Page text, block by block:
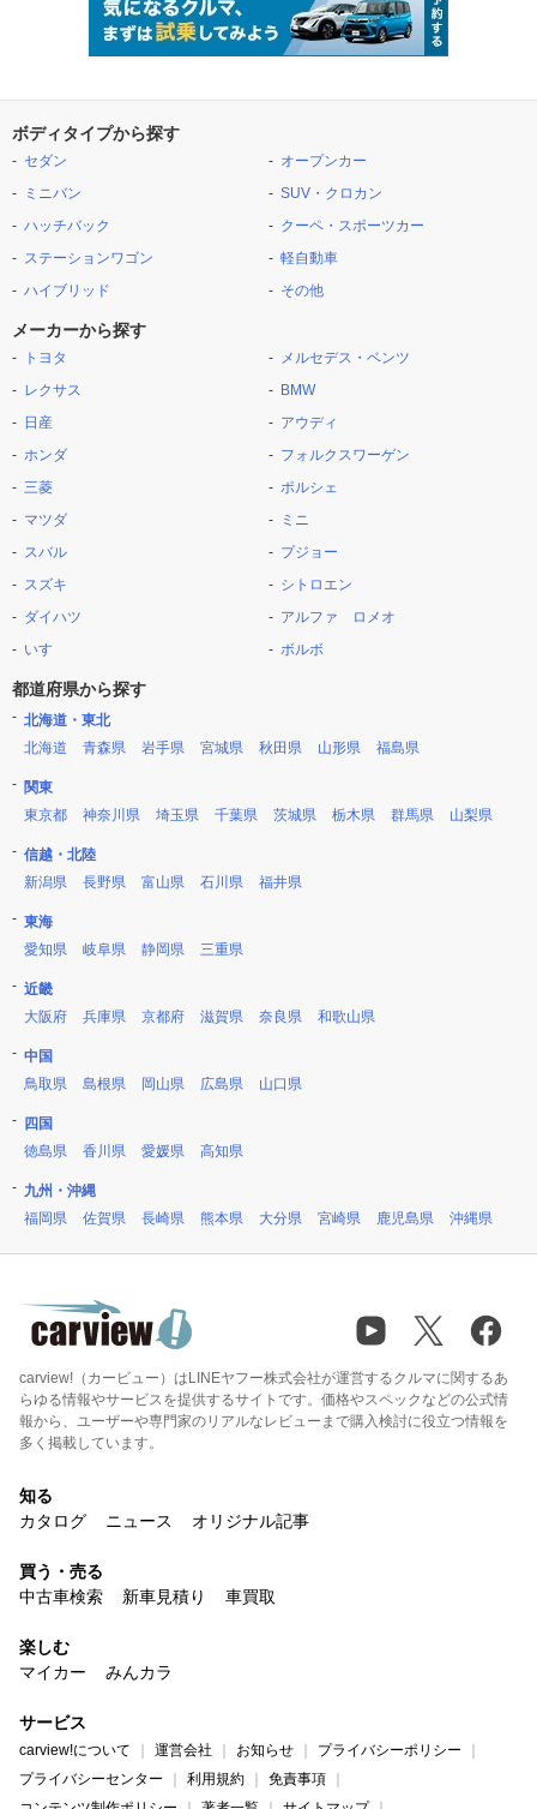
ボディタイプから探す
セダン
ミニバン
ハッチバック
ステーションワゴン
ハイブリッド
オープンカー
SUV・クロカン
クーペ・スポーツカー
軽自動車
その他
メーカーから探す
トヨタ
レクサス
日産
ホンダ
三菱
マツダ
スバル
スズキ
ダイハツ
いすゞ
メルセデス・ベンツ
BMW
アウディ
フォルクスワーゲン
ポルシェ
ミニ
プジョー
シトロエン
アルファ ロメオ
ボルボ
都道府県から探す
北海道・東北
北海道
青森県 岩手県 宮城県 秋田県 山形県 福島県
関東
東京都
神奈川県 埼玉県 千葉県 茨城県 栃木県 群馬県 山梨県
信越・北陸
新潟県
長野県 富山県 石川県 福井県
東海
愛知県
岐阜県 静岡県 三重県
近畿
大阪府
兵庫県 京都府 滋賀県 奈良県 和歌山県
中国
鳥取県
島根県 岡山県 広島県 山口県
四国
徳島県
香川県 愛媛県 高知県
九州・沖縄
福岡県
佐賀県 長崎県 熊本県 大分県 宮崎県 鹿児島県 沖縄県
carview!（カービュー）はLINEヤフー株式会社が運営するクルマに関するあ
らゆる情報やサービスを提供するサイトです。価格やスペックなどの公式情
報から、ユーザーや専門家のリアルなレビューまで購入検討に役立つ情報を
多く掲載しています。
知る
カタログ
ニュース オリジナル記事
買う・売る
中古車検索
新車見積り 車買取
楽しむ
マイカー
みんカラ
サービス
carview!について 運営会社 お知らせ
プライバシーポリシー
プライバシーセンター
利用規約
免責事項